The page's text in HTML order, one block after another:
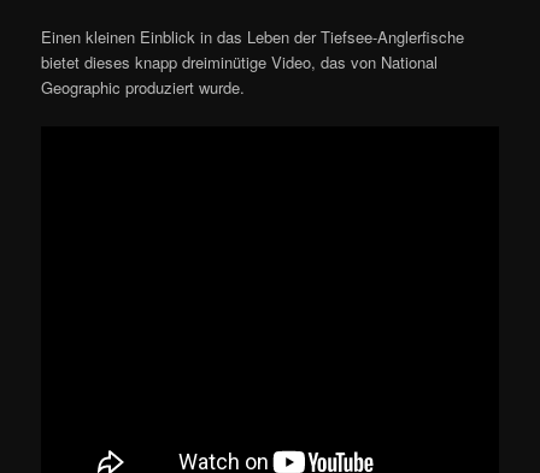
Einen kleinen Einblick in das Leben der Tiefsee-Anglerfische
bietet dieses knapp dreiminütige Video, das von National
Geographic produziert wurde.